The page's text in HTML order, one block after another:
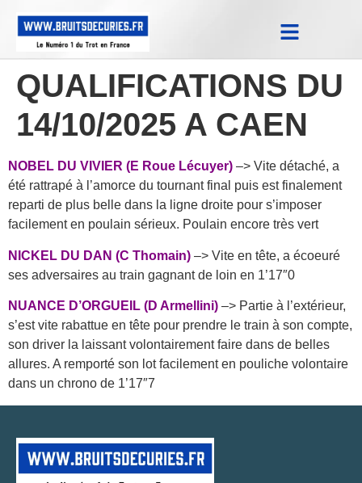
QUALIFICATIONS DU
14/10/2025 A CAEN
NOBEL DU VIVIER (E Roue Lécuyer) –> Vite détaché, a
été rattrapé à l’amorce du tournant final puis est finalement
reparti de plus belle dans la ligne droite pour s’imposer
facilement en poulain sérieux. Poulain encore très vert
NICKEL DU DAN (C Thomain) –> Vite en tête, a écoeuré
ses adversaires au train gagnant de loin en 1’17″0
NUANCE D’ORGUEIL (D Armellini) –> Partie à l’extérieur,
s’est vite rabattue en tête pour prendre le train à son compte,
son driver la laissant volontairement faire dans de belles
allures. A remporté son lot facilement en pouliche volontaire
dans un chrono de 1’17″7